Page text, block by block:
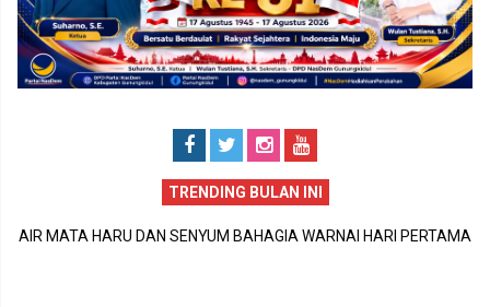
TRENDING BULAN INI
PERISTIWA DUKA DI SIDOHARJO TEPUS GUNUNGKIDUL MENJADI